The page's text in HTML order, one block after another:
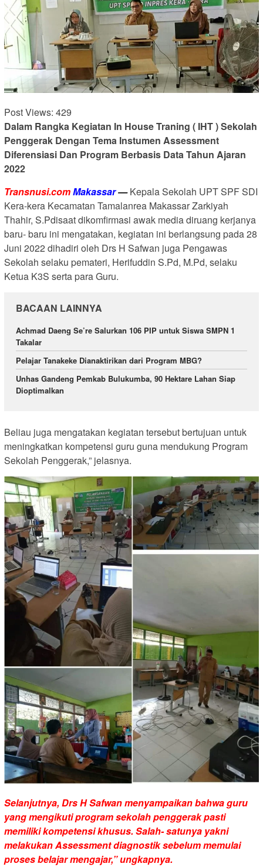
Post Views: 429
Dalam Rangka Kegiatan In House Traning ( IHT ) Sekolah
Penggerak Dengan Tema Instumen Assessment
Diferensiasi Dan Program Berbasis Data Tahun Ajaran
2022
Transnusi.comMakassar—Kepala Sekolah UPT SPF SDI
Kera-kera Kecamatan Tamalanrea Makassar Zarkiyah
Thahir, S.Pdisaat dikomfirmasi awak media diruang kerjanya
baru- baru ini mengatakan, kegiatan ini berlangsung pada 28
Juni 2022 dihadiri oleh Drs H Safwan juga Pengawas
Sekolah selaku pemateri, Herifuddin S.Pd, M.Pd, selaku
Ketua K3S serta para Guru.
BACAAN LAINNYA
Achmad Daeng Se’re Salurkan 106 PIP untuk Siswa SMPN 1
Takalar
Pelajar Tanakeke Dianaktirikan dari Program MBG?
Unhas Gandeng Pemkab Bulukumba, 90 Hektare Lahan Siap
Dioptimalkan
Beliau juga mengatakan kegiatan tersebut bertujuan untuk
meningkatkan kompetensi guru guna mendukung Program
Sekolah Penggerak,” jelasnya.
Selanjutnya, Drs H Safwan menyampaikan bahwa guru
yang mengikuti program sekolah penggerak pasti
memiliki kompetensi khusus. Salah- satunya yakni
melakukan Assessment diagnostik sebelum memulai
proses belajar mengajar,” ungkapnya.